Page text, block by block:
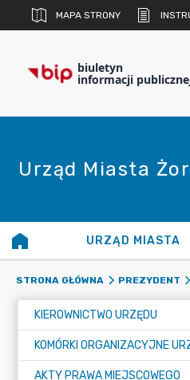
MAPA STRONY
biuletyn
informacji
Urząd Miasta
URZĄD MIASTA
STRONA GŁÓWNA PREZYDENT
KIEROWNICTWO URZĘDU
KOMÓRKI ORGANIZACYJNE
AKTY PRAWA MIEJSCOWEGO